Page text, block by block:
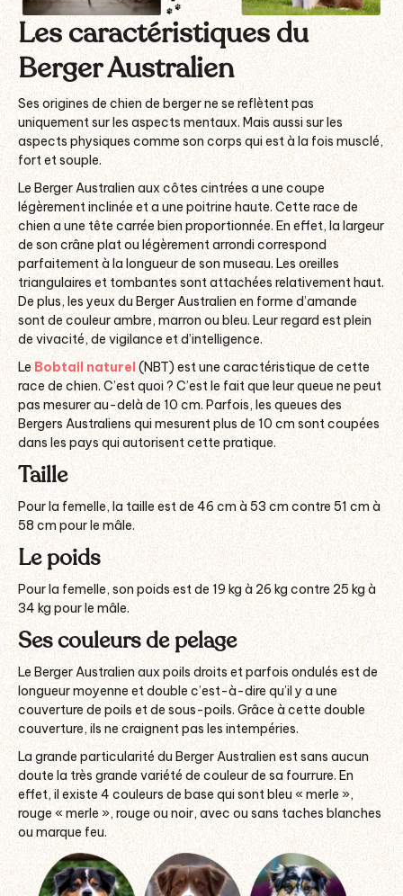
Les caractéristiques du
Berger Australien
Ses origines de chien de berger ne se reflètent pas
uniquement sur les aspects mentaux. Mais aussi sur les
aspects physiques comme son corps qui est à la fois musclé,
fort et souple.
Le Berger Australien aux côtes cintrées a une coupe
légèrement inclinée et a une poitrine haute. Cette race de
chien a une tête carrée bien proportionnée. En effet, la largeur
de son crâne plat ou légèrement arrondi correspond
parfaitement à la longueur de son museau. Les oreilles
triangulaires et tombantes sont attachées relativement haut.
De plus, les yeux du Berger Australien en forme d’amande
sont de couleur ambre, marron ou bleu. Leur regard est plein
de vivacité, de vigilance et d’intelligence.
Le Bobtail naturel(NBT) est une caractéristique de cette
race de chien. C’est quoi ? C’est le fait que leur queue ne peut
pas mesurer au-delà de 10 cm. Parfois, les queues des
Bergers Australiens qui mesurent plus de 10 cm sont coupées
dans les pays qui autorisent cette pratique.
Taille
Pour la femelle, la taille est de 46 cm à 53 cm contre 51 cm à
58 cm pour le mâle.
Le poids
Pour la femelle, son poids est de 19 kg à 26 kg contre 25 kg à
34 kg pour le mâle.
Ses couleurs de pelage
Le Berger Australien aux poils droits et parfois ondulés est de
longueur moyenne et double c’est-à-dire qu’il y a une
couverture de poils et de sous-poils. Grâce à cette double
couverture, ils ne craignent pas les intempéries.
La grande particularité du Berger Australien est sans aucun
doute la très grande variété de couleur de sa fourrure. En
effet, il existe 4 couleurs de base qui sont bleu « merle »,
rouge « merle », rouge ou noir, avec ou sans taches blanches
ou marque feu.